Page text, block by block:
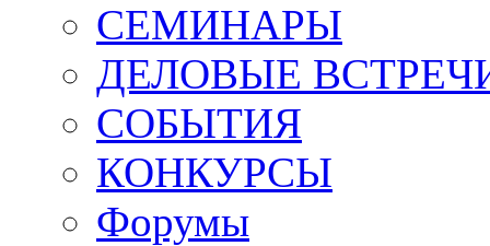
СЕМИНАРЫ
ДЕЛОВЫЕ
СОБЫТИЯ
КОНКУРСЫ
Форумы